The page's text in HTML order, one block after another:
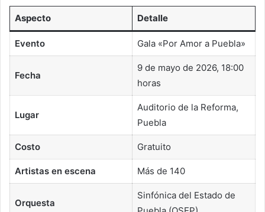
Aspecto Detalle
Evento Gala «Por Amor a Puebla»
Fecha
9 de mayo de 2026, 18:00
horas
Lugar
Auditorio de la Reforma,
Puebla
Costo Gratuito
Artistas en escena Más de 140
Orquesta
Sinfónica del Estado de